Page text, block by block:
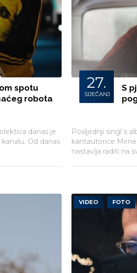
spotu
robota
danas je
Od danas
27.
SIJEČANJ
S
Posljednji singl s
kantautorice Mirne
nastavlja raditi na
VIDEO FOTO